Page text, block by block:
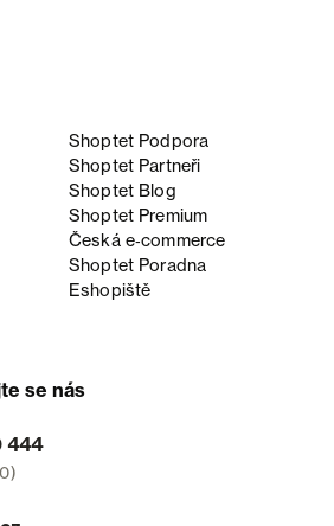
Shoptet Podpora
Shoptet Partneři
Shoptet Blog
Shoptet Premium
Česká e‑commerce
Shoptet Poradna
Eshopiště
se nás
444